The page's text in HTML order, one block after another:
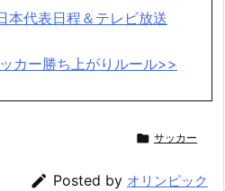
本代表日程＆テレビ放送
カー勝ち上がりルール>>
 サッカー
 Posted by オリンピック